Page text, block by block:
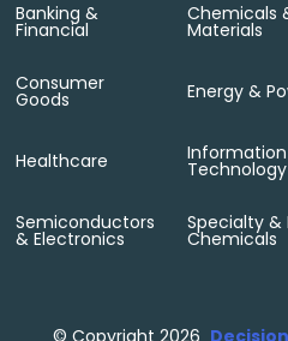
Banking &
Financial
Chemicals
Materials
Consumer
Goods Energy &
Healthcare Technology
Semiconductors
& Electronics
Specialty &
Chemicals